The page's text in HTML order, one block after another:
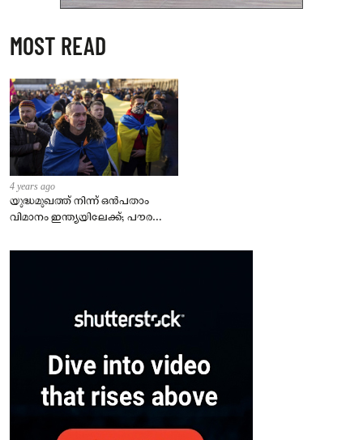
MOST READ
4 years ago
യുദ്ധമുഖത്ത് നിന്ന് ഒൻപതാം
വിമാനം ഇന്ത്യയിലേക്ക്; പൗരന്മാർ
– കേന്ദ്രം